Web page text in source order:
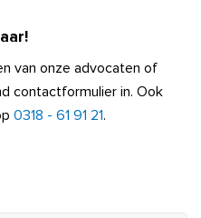
van onze advocaten of
contactformulier in. Ook
0318 - 61 91 21.